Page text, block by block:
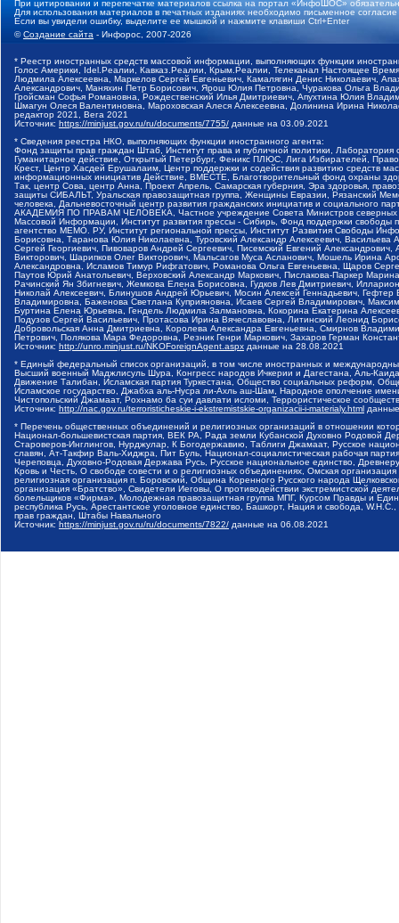
При цитировании и перепечатке материалов ссылка на портал «ИнфоШОС»
Для использования материалов в печатных изданиях необходимо письменное
Если вы увидели ошибку, выделите ее мышкой и нажмите клавиши Ctrl+Enter
©Создание сайта - Инфорос, 2007-2026
* Реестр иностранных средств массовой информации, выполняющих функции
Голос Америки, Idel.Реалии, Кавказ.Реалии, Крым.Реалии, Телеканал Настоящее
Людмила Алексеевна, Маркелов Сергей Евгеньевич, Камалягин Денис Николаевич,
Александрович, Маняхин Петр Борисович, Ярош Юлия Петровна, Чуракова Ольга
Гройсман Софья Романовна, Рождественский Илья Дмитриевич, Апухтина Юлия
Шмагун Олеся Валентиновна, Мароховская Алеся Алексеевна, Долинина Ирина
редактор 2021, Вега 2021
Источник: https://minjust.gov.ru/ru/documents/7755/ данные на 03.09.2021
* Сведения реестра НКО, выполняющих функции иностранного агента:
Фонд защиты прав граждан Штаб, Институт права и публичной политики,
Гуманитарное действие, Открытый Петербург, Феникс ПЛЮС, Лига Избирателей,
Крест, Центр Хасдей Ерушалаим, Центр поддержки и содействия развитию средств
информационных инициатив Действие, ВМЕСТЕ, Благотворительный фонд охраны
Так, центр Сова, центр Анна, Проект Апрель, Самарская губерния, Эра здоровья,
защиты СИБАЛЬТ, Уральская правозащитная группа, Женщины Евразии, Рязанский
человека, Дальневосточный центр развития гражданских инициатив и социального
АКАДЕМИЯ ПО ПРАВАМ ЧЕЛОВЕКА, Частное учреждение Совета Министров северных
Массовой Информации, Институт развития прессы - Сибирь, Фонд поддержки
агентство МЕМО. РУ, Институт региональной прессы, Институт Развития Свободы
Борисовна, Таранова Юлия Николаевна, Туровский Александр Алексеевич,
Сергей Георгиевич, Пивоваров Андрей Сергеевич, Писемский Евгений
Викторович, Шарипков Олег Викторович, Мальсагов Муса Асланович, Мошель Ирина
Александровна, Исламов Тимур Рифгатович, Романова Ольга Евгеньевна, Щаров
Паутов Юрий Анатольевич, Верховский Александр Маркович, Пислакова-Паркер
Рачинский Ян Збигневич, Жемкова Елена Борисовна, Гудков Лев Дмитриевич,
Николай Алексеевич, Блинушов Андрей Юрьевич, Мосин Алексей Геннадьевич,
Владимировна, Баженова Светлана Куприяновна, Исаев Сергей Владимирович,
Буртина Елена Юрьевна, Гендель Людмила Залмановна, Кокорина Екатерина
Подузов Сергей Васильевич, Протасова Ирина Вячеславовна, Литинский Леонид
Добровольская Анна Дмитриевна, Королева Александра Евгеньевна, Смирнов
Петрович, Полякова Мара Федоровна, Резник Генри Маркович, Захаров Герман
Источник: http://unro.minjust.ru/NKOForeignAgent.aspx данные на 28.08.2021
* Единый федеральный список организаций, в том числе иностранных и
Высший военный Маджлисуль Шура, Конгресс народов Ичкерии и Дагестана, Аль-
Движение Талибан, Исламская партия Туркестана, Общество социальных реформ,
Исламское государство, Джабха аль-Нусра ли-Ахль аш-Шам, Народное ополчение
Чистопольский Джамаат, Рохнамо ба суи давлати исломи, Террористическое
Источник: http://nac.gov.ru/terroristicheskie-i-ekstremistskie-organizacii-i-materialy.html
* Перечень общественных объединений и религиозных организаций в отношении
Национал-большевистская партия, ВЕК РА, Рада земли Кубанской Духовно Родовой
Староверов-Инглингов, Нурджулар, К Богодержавию, Таблиги Джамаат, Русское
славян, Ат-Такфир Валь-Хиджра, Пит Буль, Национал-социалистическая рабочая
Череповца, Духовно-Родовая Держава Русь, Русское национальное единство,
Кровь и Честь, О свободе совести и о религиозных объединениях, Омская
религиозная организация п. Боровский, Община Коренного Русского народа
организация «Братство», Свидетели Иеговы, О противодействии экстремистской
болельщиков «Фирма», Молодежная правозащитная группа МПГ, Курсом Правды и
республика Русь, Арестантское уголовное единство, Башкорт, Нация и свобода,
прав граждан, Штабы Навального
Источник: https://minjust.gov.ru/ru/documents/7822/ данные на 06.08.2021